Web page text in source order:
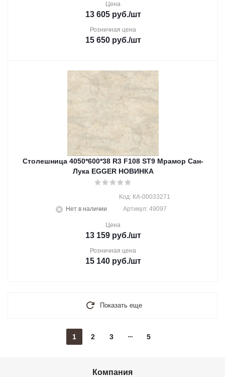
Цена
13 605руб./шт
Розничная цена
15 650руб./шт
Столешница 4050*600*38 R3 F108 ST9 Мрамор Сан-
Лука EGGER НОВИНКА
Нет в наличии
Код: КА-00033271
Артикул: 49097
Цена
13 159руб./шт
Розничная цена
15 140руб./шт
Показать еще
1 2 3 5
Компания